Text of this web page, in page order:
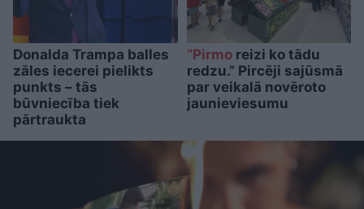
Donalda Trampa balles
zāles iecerei pielikts
punkts – tās
būvniecība tiek
pārtraukta
“Pirmoreizi ko tādu
redzu.” Pircēji sajūsmā
par veikalā novēroto
jaunieviesumu